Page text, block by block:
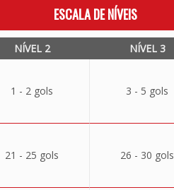
ESCALA DE NÍVEIS
NÍVEL 2 NÍVEL 3
1 - 2 gols 3 - 5 gols
21 - 25 gols 26 - 30 gols